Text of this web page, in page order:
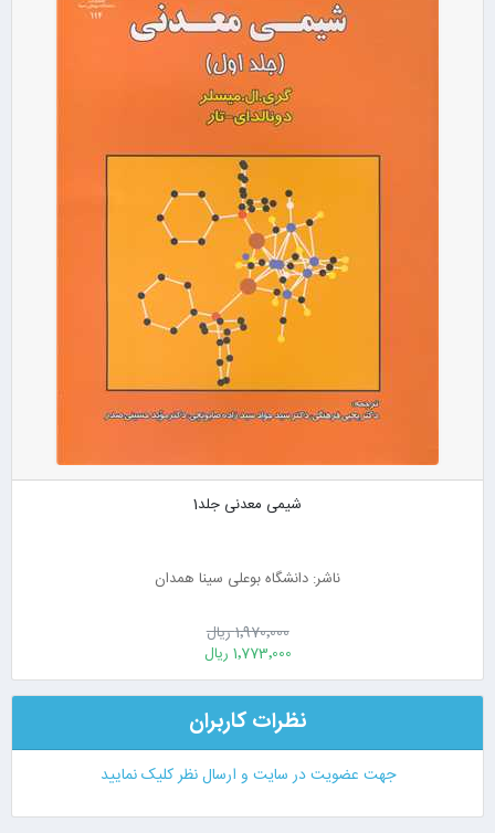
شیمی معدنی جلد1
ناشر: دانشگاه بوعلی سینا همدان
1٬970٬000 ریال
1٬773٬000 ریال
نظرات کاربران
جهت عضویت در سایت و ارسال نظر کلیک نمایید